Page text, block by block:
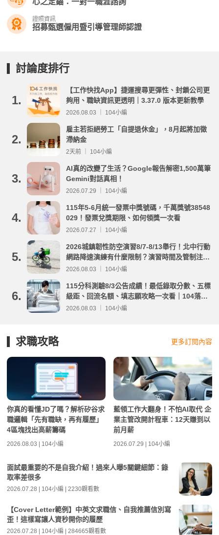
心之定錨：一對一職涯諮詢
證照資訊
招募甄選僱用暨引導管理師認證
討論度排行
1.
【工作快找App】捷運搜尋更彈性、封鎖公司更
夠用、職缺資訊更透明｜3.37.0 版本更新教學
2026.08.03 ｜ 104小編
2.
雇主若拒絕勞工「自提退休金」，8月起將加徵
滯納金
2天前 ｜ 104小編
3.
AI真的改變了生活？Google報告解密1,500萬筆
Gemini對話真相！
2026.07.29 ｜ 104小編
4.
115年5-6月統一發票中獎號碼，千萬獎號38548
029！發票兌獎期限、如何領獎一次看
2026.07.27 ｜ 104小編
5.
2026城鎮韌性防空演習8/7-8/13舉行！北中行動
網路降速演練有什麼限制？演習時間及管制注意
事項整理
2026.08.03 ｜ 104小編
6.
115分科測驗8/3公告成績！最低錄取分數、五標
級距、回流名額、填志願攻略一次看｜104落點
分析
2026.08.03 ｜ 104小編
求職攻略 更多訂閱內容
你真的看懂JD了嗎？解析矽谷求
職邏輯「先有職缺，再有履歷」
4區塊找出高薪籌碼
2026.08.03 | 104小編
藍領工作大翻身！不怕AI取代 企
業主管改開計程車：12天賺到以
前月薪
2026.07.29 | 104小編
面試最重要的不是自我介紹！過來人曝5關鍵細節：錄
取率差很多
2026.07.28 | 104小編 | 2230觀看數
【Cover Letter範例】中英文求職信、自我推薦信別寫
歪！這樣寫讓人資秒開你的履歷
2026.07.28 | 104小編 | 284665觀看數